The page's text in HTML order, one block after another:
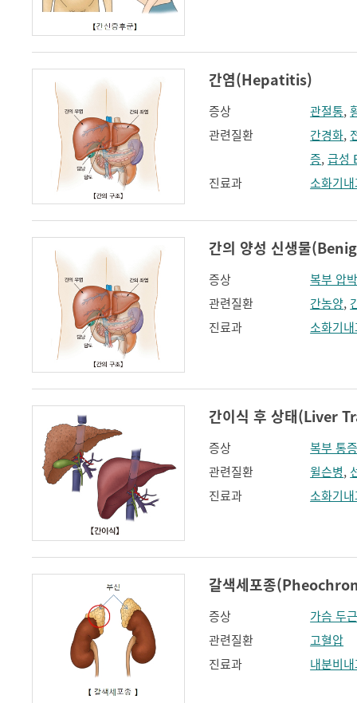
간염(Hepatitis)
증상 관절통,
관련질환
간경화,
증,급성
진료과
소화기
간의 양성 신생물
증상
복부 압
관련질환
간농양,
진료과
소화기
간이식 후 상태(Liver
증상
복부 통
관련질환
윌슨병,
진료과
소화기
갈색세포종
증상
가슴 두
관련질환
고혈압
진료과
내분비